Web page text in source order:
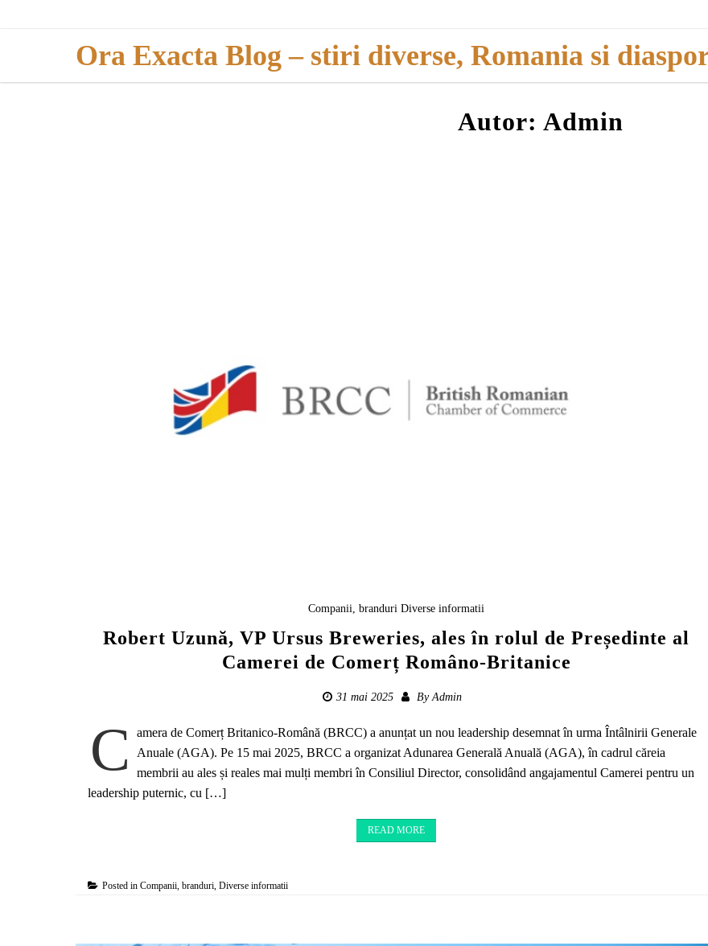
Ora Exacta Blog – stiri diverse, Romania si
Autor: Admin
Companii, branduri Diverse informatii
Robert Uzună, VP Ursus Breweries, ales în rolul de Președinte al
Camerei de Comerț Româno-Britanice
31 mai 2025 ByAdmin
C
amera de Comerț Britanico-Română (BRCC) a anunțat un nou leadership desemnat în urma Întâlnirii Generale
Anuale (AGA). Pe 15 mai 2025, BRCC a organizat Adunarea Generală Anuală (AGA), în cadrul căreia
membrii au ales și reales mai mulți membri în Consiliul Director, consolidând angajamentul Camerei pentru un
leadership puternic, cu […]
READ MORE
Posted inCompanii, branduri,Diverse informatii